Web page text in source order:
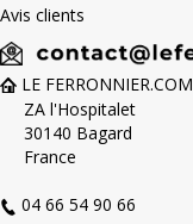
Avis clients
LE FERRONNIER.COM
ZA l'Hospitalet
30140 Bagard
France
04 66 54 90 66